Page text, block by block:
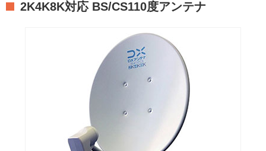
2K4K8K対応 BS/CS110度アンテナ